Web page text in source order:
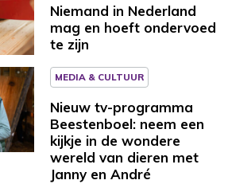
Niemand in Nederland
mag en hoeft ondervoed
te zijn
MEDIA & CULTUUR
Nieuw tv-programma
Beestenboel: neem een
kijkje in de wondere
wereld van dieren met
Janny en André